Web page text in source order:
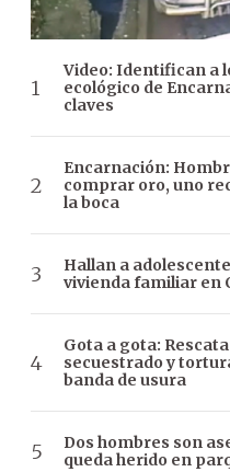
Video: Identifican a
ecológico de
claves
Encarnación:
comprar oro, uno
la boca
Hallan a
vivienda familiar en
Gota a gota:
secuestrado y
banda de usura
Dos hombres son
queda herido en